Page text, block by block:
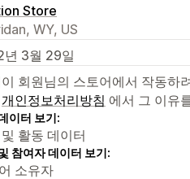
Store
WY, US
3월 29일
회원님의 스토어에서 작동하
개인정보처리방침 에서 그 이유
이터 보기:
활동 데이터
참여자 데이터 보기:
소유자